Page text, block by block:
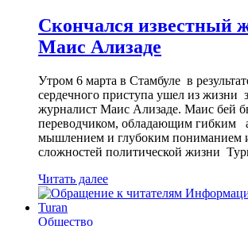
Скончался известный
Маис Ализаде
Утром 6 марта в Стамбуле в
сердечного приступа ушел из жизни
журналист Маис Ализаде. Маис бей
переводчиком, обладающим гибким
мышлением и глубоким пониманием
сложностей политической жизни
Читать далее
Общество